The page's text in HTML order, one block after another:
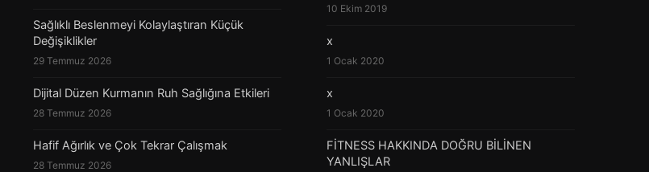
Sağlıklı Beslenmeyi Kolaylaştıran Küçük
Değişiklikler
29 Temmuz 2026
Dijital Düzen Kurmanın Ruh Sağlığına Etkileri
28 Temmuz 2026
Hafif Ağırlık ve Çok Tekrar Çalışmak
28 Temmuz 2026
10 Ekim 2019
x
1 Ocak 2020
x
1 Ocak 2020
FİTNESS HAKKINDA DOĞRU BİLİNEN
YANLIŞLAR